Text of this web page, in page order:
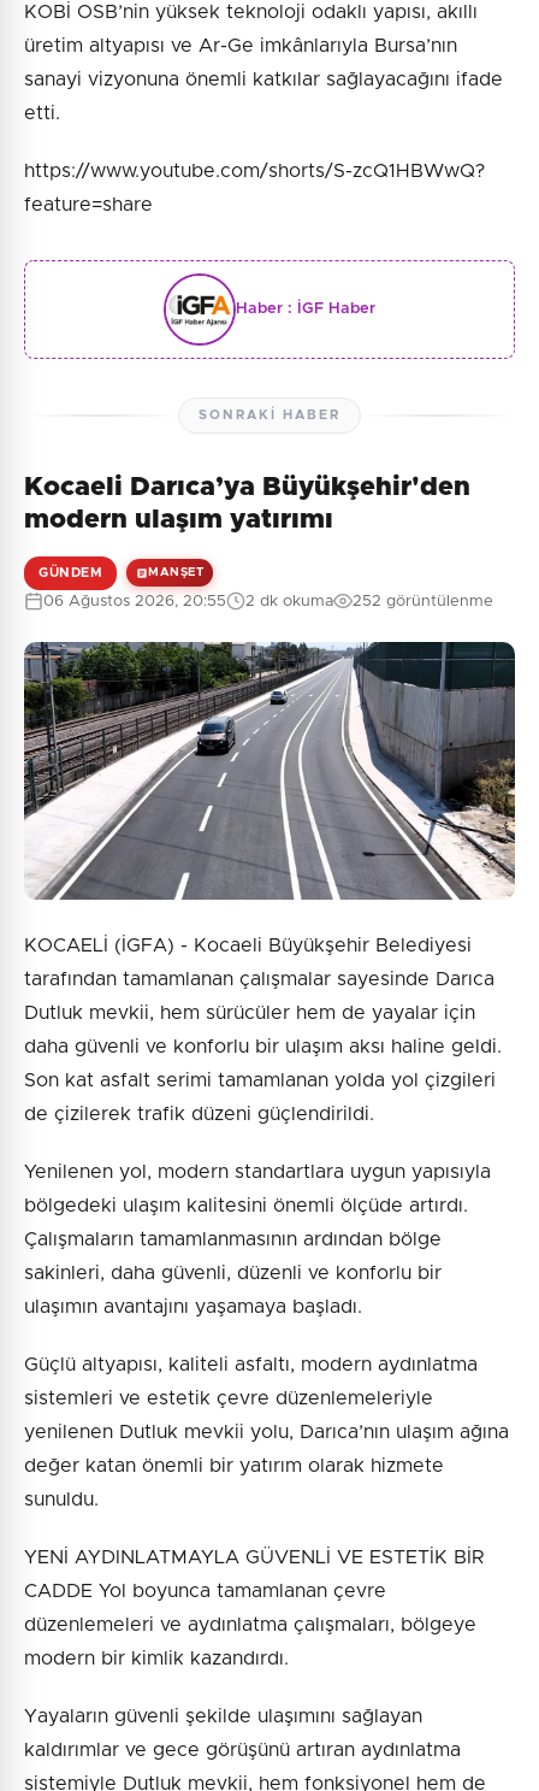
KOBİ OSB’nin yüksek teknoloji odaklı yapısı, akıllı
üretim altyapısı ve Ar-Ge imkânlarıyla Bursa’nın
sanayi vizyonuna önemli katkılar sağlayacağını ifade
etti.
https://www.youtube.com/shorts/S-zcQ1HBWwQ?
feature=share
Haber : İGF Haber
SONRAKI HABER
Kocaeli Darıca’ya Büyükşehir'den
modern ulaşım yatırımı
GÜNDEM MANŞET
06 Ağustos 2026, 20:55 2 dk okuma 252 görüntülenme
KOCAELİ (İGFA) - Kocaeli Büyükşehir Belediyesi
tarafından tamamlanan çalışmalar sayesinde Darıca
Dutluk mevkii, hem sürücüler hem de yayalar için
daha güvenli ve konforlu bir ulaşım aksı haline geldi.
Son kat asfalt serimi tamamlanan yolda yol çizgileri
de çizilerek trafik düzeni güçlendirildi.
Yenilenen yol, modern standartlara uygun yapısıyla
bölgedeki ulaşım kalitesini önemli ölçüde artırdı.
Çalışmaların tamamlanmasının ardından bölge
sakinleri, daha güvenli, düzenli ve konforlu bir
ulaşımın avantajını yaşamaya başladı.
Güçlü altyapısı, kaliteli asfaltı, modern aydınlatma
sistemleri ve estetik çevre düzenlemeleriyle
yenilenen Dutluk mevkii yolu, Darıca’nın ulaşım ağına
değer katan önemli bir yatırım olarak hizmete
sunuldu.
YENİ AYDINLATMAYLA GÜVENLİ VE ESTETİK BİR
CADDE Yol boyunca tamamlanan çevre
düzenlemeleri ve aydınlatma çalışmaları, bölgeye
modern bir kimlik kazandırdı.
Yayaların güvenli şekilde ulaşımını sağlayan
kaldırımlar ve gece görüşünü artıran aydınlatma
sistemiyle Dutluk mevkii, hem fonksiyonel hem de